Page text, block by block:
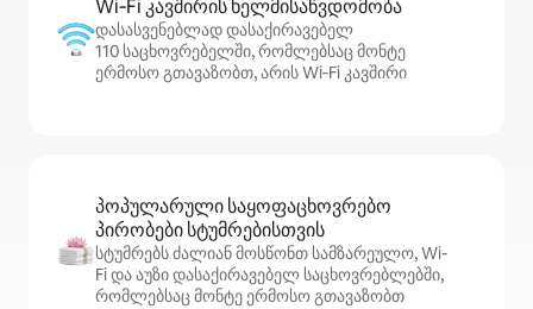
Wi‑Fi კავშირის ხელმისაწვდომობა
დასასვენებლად დასაქირავებელ
110 საცხოვრებელში, რომლებსაც მონტე
ერმოსო გთავაზობთ, არის Wi‑Fi კავშირი
პოპულარული საყოფაცხოვრებო
პირობები სტუმრებისთვის
სტუმრებს ძალიან მოსწონთ სამზარეულო, Wi-
Fi და აუზი დასაქირავებელ საცხოვრებლებში,
რომლებსაც მონტე ერმოსო გთავაზობთ